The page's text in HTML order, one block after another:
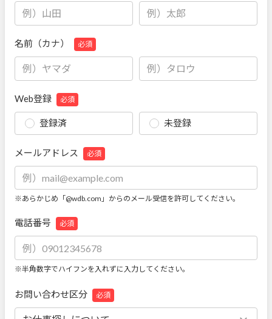
名前（カナ） 必須
Web登録 必須
登録済 未登録
メールアドレス 必須
※あらかじめ「@wdb.com」からのメール受信を許可してください。
電話番号 必須
※半角数字でハイフンを入れずに入力してください。
お問い合わせ区分 必須